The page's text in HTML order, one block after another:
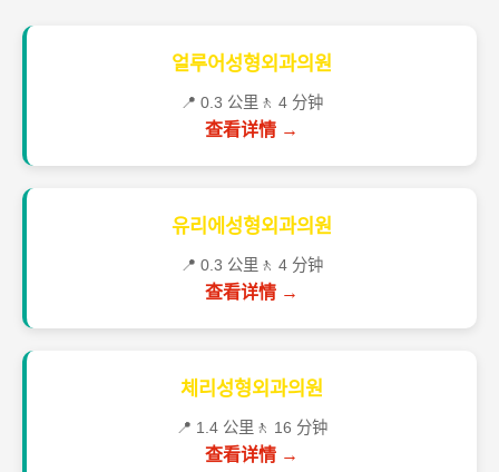
얼루어성형외과의원
📍 0.3 公里 🚶 4 分钟
查看详情 →
유리에성형외과의원
📍 0.3 公里 🚶 4 分钟
查看详情 →
체리성형외과의원
📍 1.4 公里 🚶 16 分钟
查看详情 →